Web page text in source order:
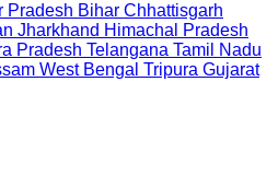
Pradesh Bihar Chhattisgarh
Jharkhand Himachal Pradesh
Pradesh Telangana Tamil Nadu
West Bengal Tripura Gujarat